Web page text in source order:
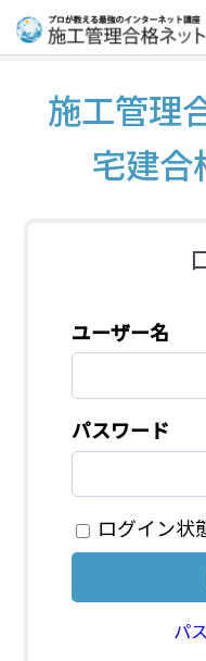
施工管理
宅建合
ユーザー名
パスワード
ログイン状
パ